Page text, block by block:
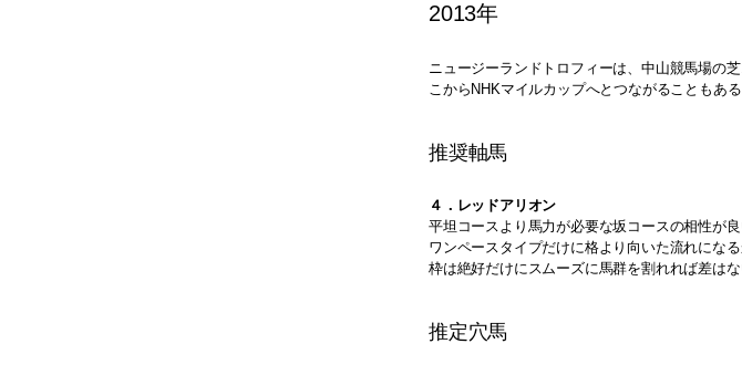
2013年
ニュージーランドトロフィーは、中山競馬場の
こからNHKマイルカップへとつながることもあ
推奨軸馬
４．レッドアリオン
平坦コースより馬力が必要な坂コースの相性が良
ワンペースタイプだけに格より向いた流れになる
枠は絶好だけにスムーズに馬群を割れれば差はな
推定穴馬